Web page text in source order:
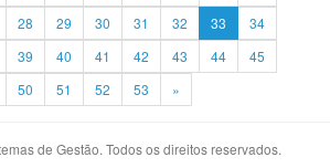
28 29 30 31 32 33
34
39 40 41 42 43 44
45
50 51 52 53 »
de Gestão. Todos os direitos reservados.